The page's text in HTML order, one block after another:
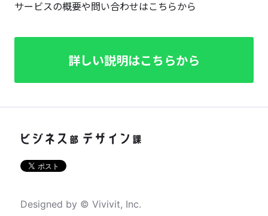
サービスの概要や問い合わせはこちらから
詳しい説明はこちらから
Designed by © Vivivit, Inc.